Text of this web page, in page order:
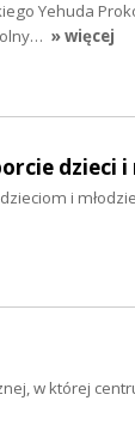
Yehuda
» więcej
dzieci i
i
w której